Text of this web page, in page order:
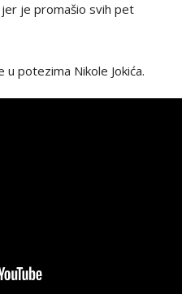
je promašio svih pet
potezima Nikole Jokića.